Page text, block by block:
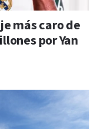
más caro de
por Yan